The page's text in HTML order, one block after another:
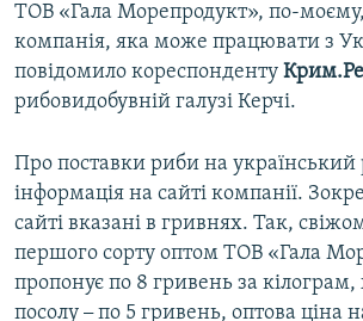
ТОВ «Гала Морепродукт», по-
компанія, яка може працювати з
повідомило кореспонденту
рибовидобувній галузі Керчі.
Про поставки риби на український
інформація на сайті компанії.
сайті вказані в гривнях. Так,
першого сорту оптом ТОВ «Гала
пропонує по 8 гривень за кілограм,
посолу –по 5 гривень, оптова ціна